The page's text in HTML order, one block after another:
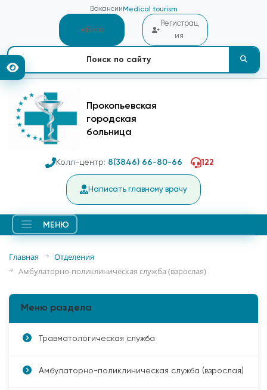
Вакансии Medical tourism
Вход
Регистрац
ия
Прокопьевская
городская
больница
Колл-центр: 8(3846) 66-80-66 122
Написать главному врачу
МЕНЮ
Главная
Отделения
Амбулаторно-поликлиническая служба (взрослая)
Меню раздела
Травматологическая служба
Амбулаторно-поликлиническая служба (взрослая)